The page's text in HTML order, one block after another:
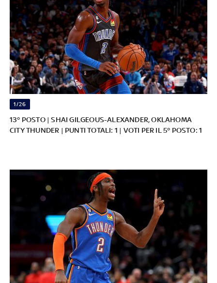
1/26
13° POSTO | SHAI GILGEOUS-ALEXANDER, OKLAHOMA
CITY THUNDER | PUNTI TOTALI: 1 | VOTI PER IL 5° POSTO: 1